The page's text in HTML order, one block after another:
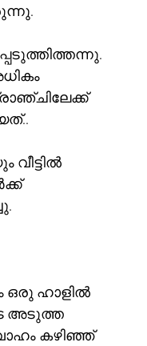
ഒരു ഹാളിൽ
അടുത്ത
കഴിഞ്ഞ്